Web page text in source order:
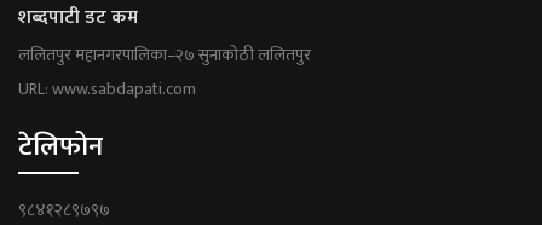
शब्दपाटी डट कम
ललितपुर महानगरपालिका–२७ सुनाकोठी ललितपुर
URL: www.sabdapati.com
टेलिफोन
९८४१२८९७९७